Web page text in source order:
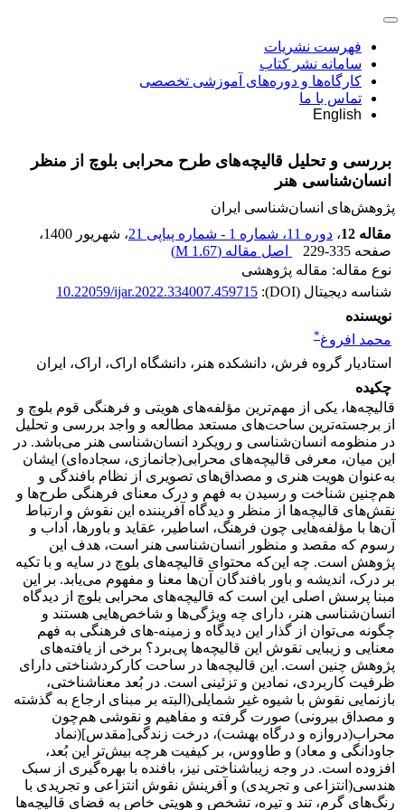
فهرست نشریات
سامانه نشر کتاب
کارگاه‌ها و دوره‌های آموزشی تخصصی
تماس با ما
English
بررسی و تحلیل قالیچه‌های طرح محرابی بلوچ از منظر
انسان‌شناسی هنر
پژوهش‌های انسان‌شناسی ایران
مقاله 12
، دوره 11، شماره 1 - شماره پیاپی 21 ، شهریور 1400
،
صفحه 229-335 اصل مقاله (1.67 M
)
نوع مقاله: مقاله پژوهشی
شناسه دیجیتال (DOI):
10.22059/ijar.2022.334007.459715
نویسنده
محمد افروغ*
استادیار گروه فرش، دانشکده هنر، دانشگاه اراک، اراک، ایران
چکیده
قالیچه‌ها، یکی از مهم‌ترین مؤلفه‌های هویتی و فرهنگی قوم بلوچ و
از برجسته‌ترین ساحت‌های مستعد مطالعه و واجد بررسی و تحلیل
در منظومه انسان‌شناسی و رویکرد انسان‌شناسی هنر می‌باشد. در
این میان، معرفی قالیچه‌های محرابی(جانمازی، سجاده‌ای) ایشان
به‌عنوان هویت هنری و مصداق‌های تصویری از نظام بافندگی و
هم‌چنین شناخت و رسیدن به فهم و درک معنای فرهنگی طرح‌ها و
نقش‌های قالیچه‌ها از منظر و دیدگاه آفریننده این نقوش و ارتباط
آن‌ها با مؤلفه‌هایی چون فرهنگ، اساطیر، عقاید و باورها، آداب و
رسوم که مقصد و منظور انسان‌شناسی هنر است، هدف این
پژوهش است. چه این‌که محتوای قالیچه‌های بلوچ در سایه و با تکیه
بر درک، اندیشه و باور بافندگان آن‌ها معنا و مفهوم می‌یابد. بر این
مبنا پرسش اصلی این است که قالیچه‌های محرابی بلوچ از دیدگاه
انسان‌شناسی هنر، دارای چه ویژگی‌ها و شاخص‌هایی هستند و
چگونه می‌توان از گذار این دیدگاه و زمینه-های فرهنگی به فهم
معنایی و زیبایی‌ نقوش این قالیچه‌ها پی‌برد؟ برخی از یافته‌های
پژوهش چنین است. این قالیچه‌ها در ساحت کارکردشناختی دارای
ظرفیت کاربردی، نمادین و تزئینی است. در بُعد معناشناختی،
بازنمایی نقوش با شیوه غیر شمایلی(البته بر مبنای ارجاع به گذشته
و مصداق بیرونی) صورت گرفته و مفاهیم و نقوشی هم‌چون
محراب(دروازه و درگاه بهشت)، درخت زندگی[مقدس](نماد
جاودانگی و معاد) و طاووس، بر کیفیت هرچه بیش‌تر این بُعد،
افزوده است. در وجه زیباشناختی نیز، بافنده با بهره‌گیری از سبک
هندسی(انتزاعی و تجریدی) و آفرینش نقوش انتزاعی و تجریدی با
رنگ‌های گرم، تند و تیره، تشخص و هویتی خاص به فضای قالیچه‌ها